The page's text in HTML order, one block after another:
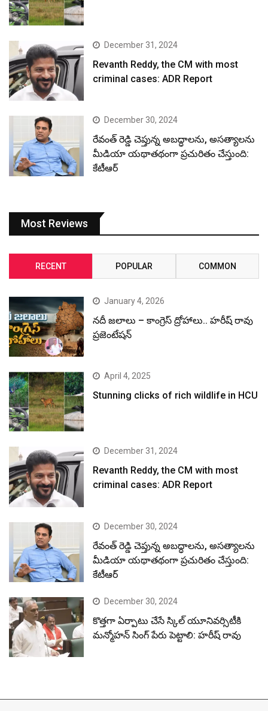
December 31, 2024
Revanth Reddy, the CM with most
criminal cases: ADR Report
December 30, 2024
రేవంత్ రెడ్డి చెప్తున్న అబద్ధాలను, అసత్యాలను
మీడియా యథాతథంగా ప్రచురితం చేస్తుంది:
కేటీఆర్
Most Reviews
RECENT POPULAR COMMON
January 4, 2026
నదీ జలాలు – కాంగ్రెస్ ద్రోహాలు.. హరీష్ రావు
ప్రజెంటేషన్
April 4, 2025
Stunning clicks of rich wildlife in HCU
December 31, 2024
Revanth Reddy, the CM with most
criminal cases: ADR Report
December 30, 2024
రేవంత్ రెడ్డి చెప్తున్న అబద్ధాలను, అసత్యాలను
మీడియా యథాతథంగా ప్రచురితం చేస్తుంది:
కేటీఆర్
December 30, 2024
కొత్తగా ఏర్పాటు చేసే స్కిల్ యూనివర్సిటీకి
మన్మోహన్ సింగ్ పేరు పెట్టాలి: హరీష్ రావు